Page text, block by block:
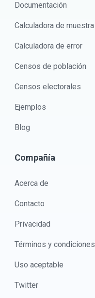
Documentación
Calculadora de muestra
Calculadora de error
Censos de población
Censos electorales
Ejemplos
Blog
Compañía
Acerca de
Contacto
Privacidad
Términos y condiciones
Uso aceptable
Twitter